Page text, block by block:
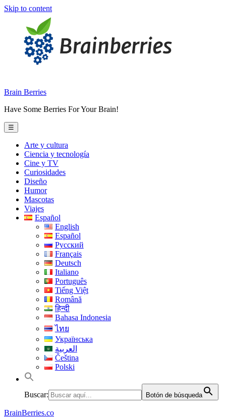
Skip to content
Brain Berries
Have Some Berries For Your Brain!
☰
Arte y cultura
Ciencia y tecnología
Cine y TV
Curiosidades
Diseño
Humor
Mascotas
Viajes
Español
English
Español
Русский
Français
Deutsch
Italiano
Português
Tiếng Việt
Română
हिन्दी
Bahasa Indonesia
ไทย
Українська
العربية
Čeština
Polski
Buscar: Botón de búsqueda
BrainBerries.co